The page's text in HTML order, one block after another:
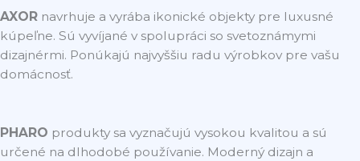
AXOR navrhuje a vyrába ikonické objekty pre luxusné
kúpeľne. Sú vyvíjané v spolupráci so svetoznámymi
dizajnérmi. Ponúkajú najvyššiu radu výrobkov pre vašu
domácnosť.
PHARO produkty sa vyznačujú vysokou kvalitou a sú
určené na dlhodobé používanie. Moderný dizajn a